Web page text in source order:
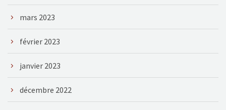
mars 2023
février 2023
janvier 2023
décembre 2022